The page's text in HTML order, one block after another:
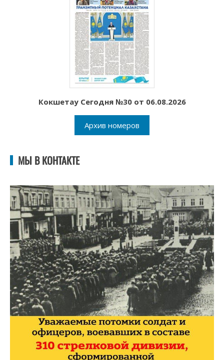
Кокшетау Сегодня №30 от 06.08.2026
Архив номеров
МЫ В КОНТАКТЕ